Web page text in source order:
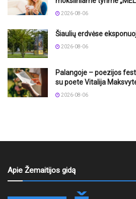
2026-08-06
Šiaulių erdvėse
2026-08-06
Palangoje – poezijos
su poete Vitalija
2026-08-06
Apie Žemaitijos gidą